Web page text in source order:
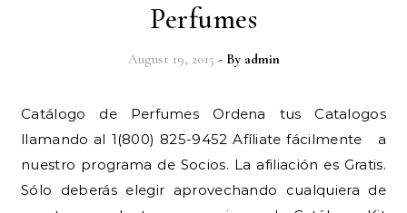
Perfumes
August 19, 2015 - By admin
Catálogo de Perfumes Ordena tus Catalogos
llamando al 1(800) 825-9452 Afíliate fácilmente a
nuestro programa de Socios. La afiliación es Gratis.
Sólo deberás elegir aprovechando cualquiera de